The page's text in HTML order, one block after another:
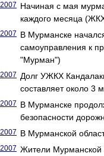
Начиная с мая
каждого месяца
В Мурманске
самоуправления к
"Мурман")
Долг УЖКХ
составляет около 3
В Мурманске
безопасности
В Мурманской
Жители Мурманской